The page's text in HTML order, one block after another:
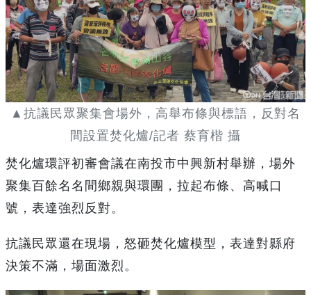
▲抗議民眾聚集會場外，高舉布條與標語，反對名
間設置焚化爐/記者 蔡育楷 攝
焚化爐環評初審會議在南投市中興新村舉辦，場外
聚集百餘名名間鄉親與環團，拉起布條、高喊口
號，表達強烈反對。
抗議民眾還在現場，怒砸焚化爐模型，表達對縣府
決策不滿，場面激烈。